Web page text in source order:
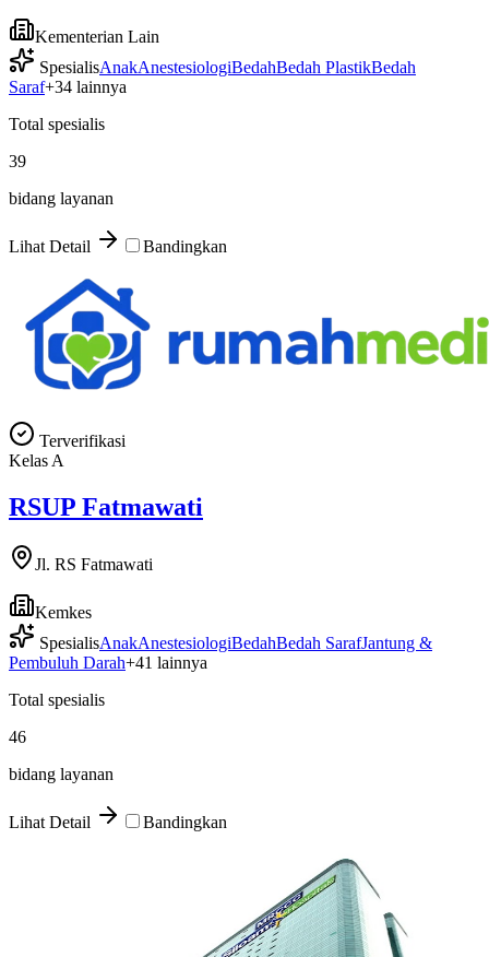
Kementerian Lain
SpesialisAnakAnestesiologiBedahBedah PlastikBedah
Saraf+34 lainnya
Total spesialis
39
bidang layanan
Lihat Detail Bandingkan
Terverifikasi
KelasA
RSUP Fatmawati
Jl. RS Fatmawati
Kemkes
SpesialisAnakAnestesiologiBedahBedah SarafJantung &
Pembuluh Darah+41 lainnya
Total spesialis
46
bidang layanan
Lihat Detail Bandingkan